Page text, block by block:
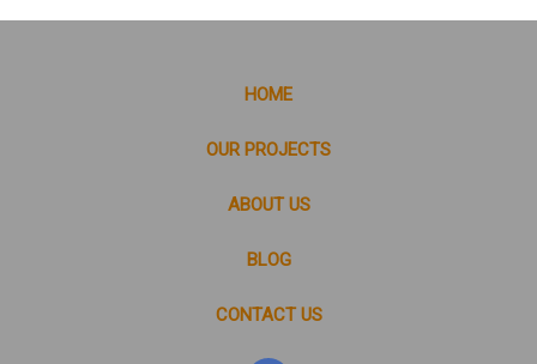
HOME
OUR PROJECTS
ABOUT US
BLOG
CONTACT US